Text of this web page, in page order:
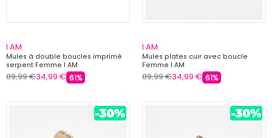
I AM
Mules à double boucles imprimé
serpent Femme I AM
89,99 €34,99 € 61%
I AM
Mules plates cuir avec boucle
Femme I AM
89,99 €34,99 € 61%